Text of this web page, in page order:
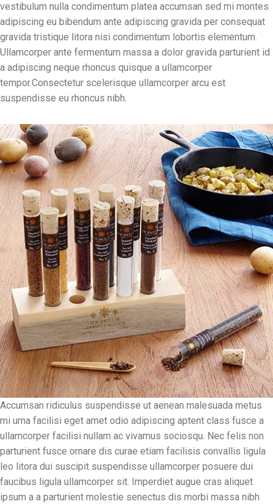
vestibulum nulla condimentum platea accumsan sed mi montes
adipiscing eu bibendum ante adipiscing gravida per consequat
gravida tristique litora nisi condimentum lobortis elementum.
Ullamcorper ante fermentum massa a dolor gravida parturient id
a adipiscing neque rhoncus quisque a ullamcorper
tempor.Consectetur scelerisque ullamcorper arcu est
suspendisse eu rhoncus nibh.
Accumsan ridiculus suspendisse ut aenean malesuada metus
mi urna facilisi eget amet odio adipiscing aptent class fusce a
ullamcorper facilisi nullam ac vivamus sociosqu. Nec felis non
parturient fusce ornare dis curae etiam facilisis convallis ligula
leo litora dui suscipit suspendisse ullamcorper posuere dui
faucibus ligula ullamcorper sit. Imperdiet augue cras aliquet
ipsum a a parturient molestie senectus dis morbi massa nibh